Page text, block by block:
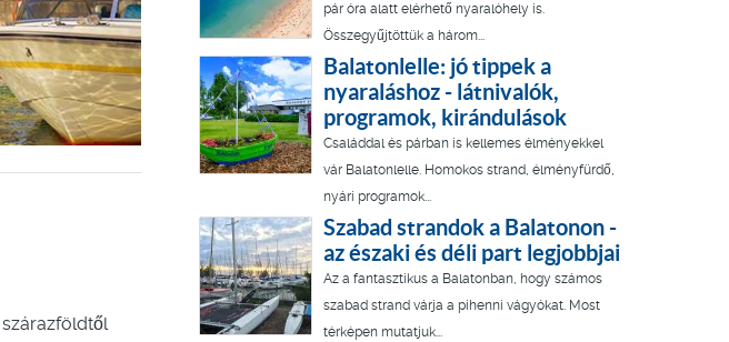
pár óra alatt elérhető nyaralóhely is.
Összegyűjtöttük a három...
Balatonlelle: jó tippek a
nyaraláshoz - látnivalók,
programok, kirándulások
Családdal és párban is kellemes élményekkel
vár Balatonlelle. Homokos strand, élményfürdő,
nyári programok...
Szabad strandok a Balatonon -
az északi és déli part legjobbjai
Az a fantasztikus a Balatonban, hogy számos
szabad strand várja a pihenni vágyókat. Most
térképen mutatjuk...